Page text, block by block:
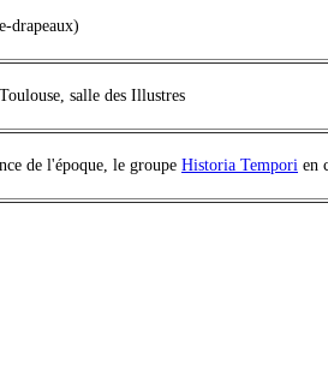
drapeaux)
salle des Illustres
de l'époque, le groupe Historia Tempori en